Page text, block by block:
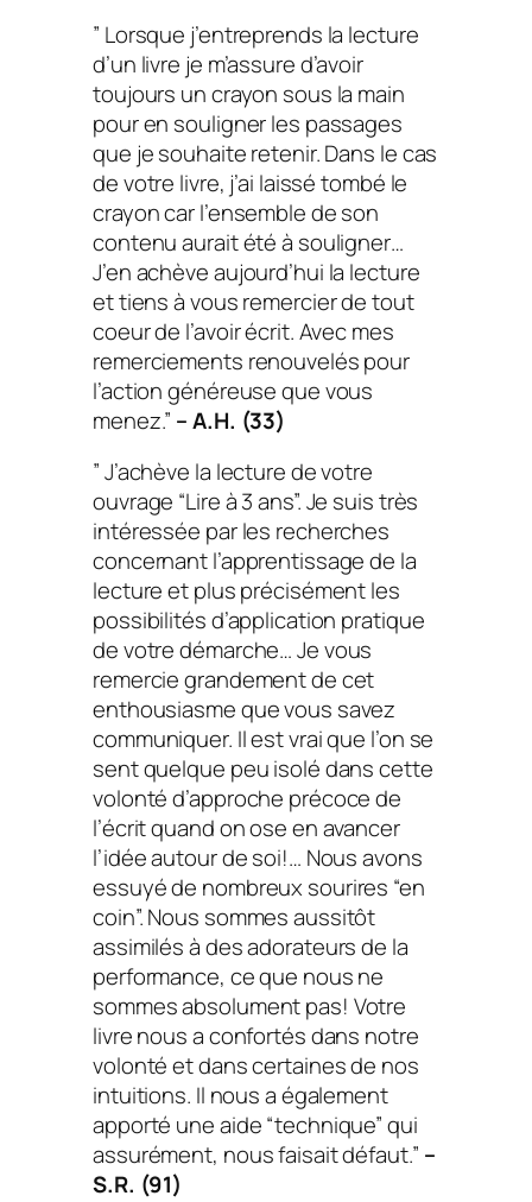
” Lorsque j’entreprends la lecture
d’un livre je m’assure d’avoir
toujours un crayon sous la main
pour en souligner les passages
que je souhaite retenir. Dans le cas
de votre livre, j’ai laissé tombé le
crayon car l’ensemble de son
contenu aurait été à souligner…
J’en achève aujourd’hui la lecture
et tiens à vous remercier de tout
coeur de l’avoir écrit. Avec mes
remerciements renouvelés pour
l’action généreuse que vous
menez.” – A.H. (33)
” J’achève la lecture de votre
ouvrage “Lire à 3 ans”. Je suis très
intéressée par les recherches
concernant l’apprentissage de la
lecture et plus précisément les
possibilités d’application pratique
de votre démarche… Je vous
remercie grandement de cet
enthousiasme que vous savez
communiquer. Il est vrai que l’on se
sent quelque peu isolé dans cette
volonté d’approche précoce de
l’écrit quand on ose en avancer
l’idée autour de soi!… Nous avons
essuyé de nombreux sourires “en
coin”. Nous sommes aussitôt
assimilés à des adorateurs de la
performance, ce que nous ne
sommes absolument pas! Votre
livre nous a confortés dans notre
volonté et dans certaines de nos
intuitions. Il nous a également
apporté une aide “technique” qui
assurément, nous faisait défaut.” –
S.R. (91)